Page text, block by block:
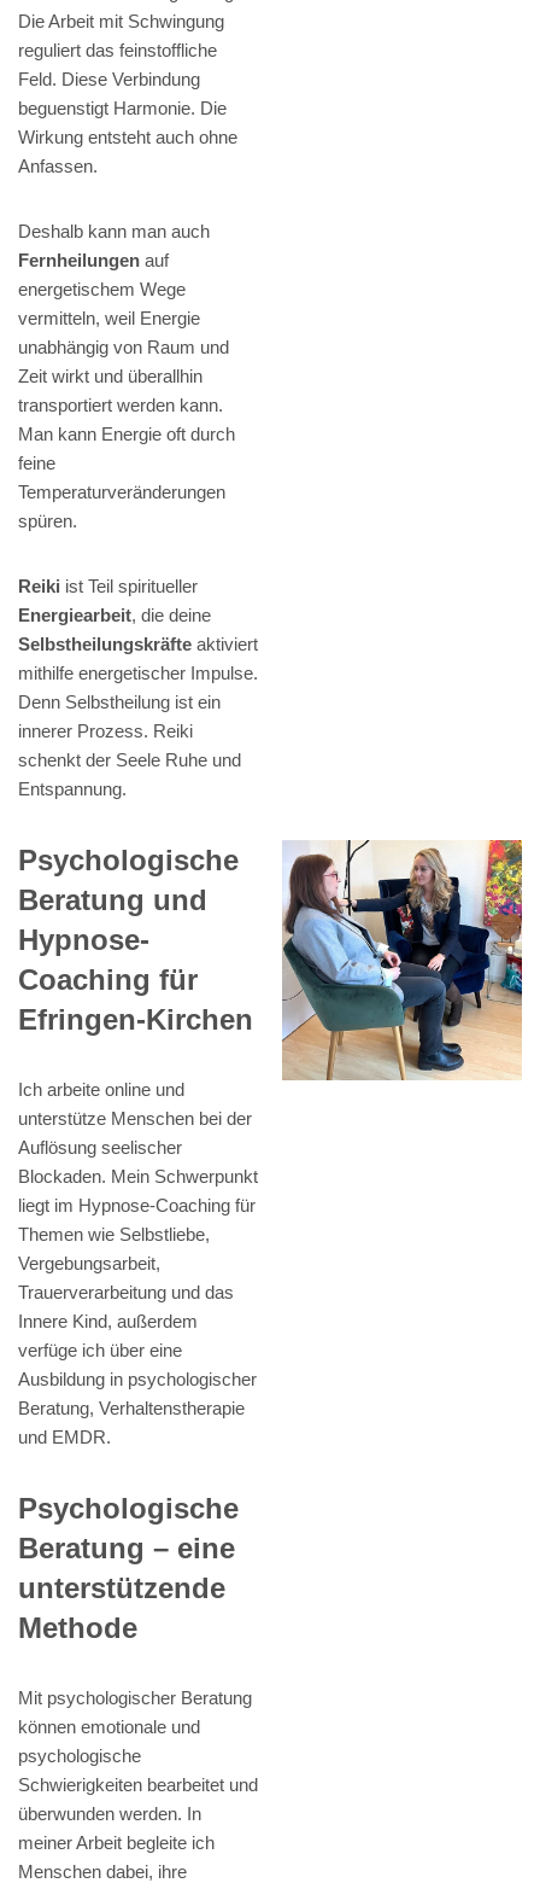
Die Arbeit mit Schwingung
reguliert das feinstoffliche
Feld. Diese Verbindung
beguenstigt Harmonie. Die
Wirkung entsteht auch ohne
Anfassen.
Deshalb kann man auch
Fernheilungen auf
energetischem Wege
vermitteln, weil Energie
unabhängig von Raum und
Zeit wirkt und überallhin
transportiert werden kann.
Man kann Energie oft durch
feine
Temperaturveränderungen
spüren.
Reiki ist Teil spiritueller
Energiearbeit, die deine
Selbstheilungskräfte aktiviert
mithilfe energetischer Impulse.
Denn Selbstheilung ist ein
innerer Prozess. Reiki
schenkt der Seele Ruhe und
Entspannung.
Psychologische
Beratung und
Hypnose-
Coaching für
Efringen-Kirchen
Ich arbeite online und
unterstütze Menschen bei der
Auflösung seelischer
Blockaden. Mein Schwerpunkt
liegt im Hypnose-Coaching für
Themen wie Selbstliebe,
Vergebungsarbeit,
Trauerverarbeitung und das
Innere Kind, außerdem
verfüge ich über eine
Ausbildung in psychologischer
Beratung, Verhaltenstherapie
und EMDR.
Psychologische
Beratung – eine
unterstützende
Methode
Mit psychologischer Beratung
können emotionale und
psychologische
Schwierigkeiten bearbeitet und
überwunden werden. In
meiner Arbeit begleite ich
Menschen dabei, ihre